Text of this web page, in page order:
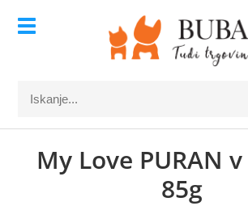
My Love PURAN
85g